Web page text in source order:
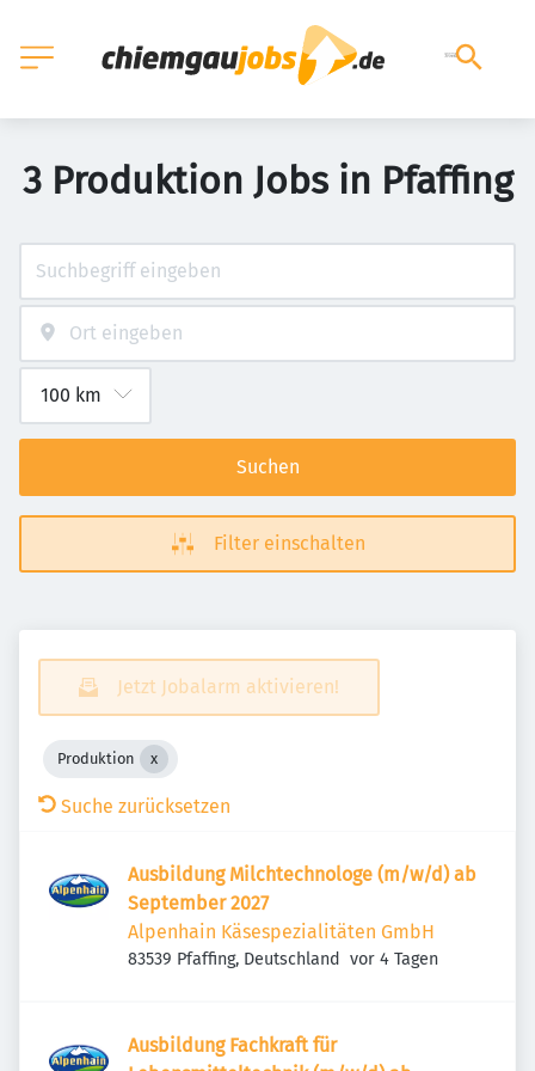
3 Produktion Jobs in Pfaffing
Suchen
Filter einschalten
Jetzt Jobalarm aktivieren!
Produktion
Suche zurücksetzen
Ausbildung Milchtechnologe (m/w/d) ab
September 2027
Alpenhain Käsespezialitäten GmbH
83539 Pfaffing, Deutschland Veröffentlicht
vor 4 Tagen
Ausbildung Fachkraft für